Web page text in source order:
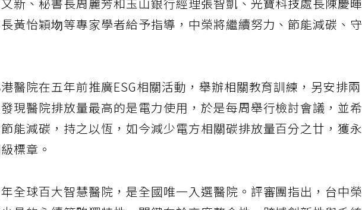
新、秘書長周麗芳和玉山銀行經理張智凱、光寶科技處長陳慶暉
黃怡穎圽等專家學者給予指導，中榮將繼續努力、節能減碳、守
醫院在五年前推廣ESG相關活動，舉辦相關教育訓練，另安排兩
現醫院排放量最高的是電力使用，於是每周舉行檢討會議，並希
能減碳，持之以恆，如今減少電方相關碳排放量百分之廿，獲永
標章。
全球百大智慧醫院，是全國唯一入選醫院。評審團指出，台中榮